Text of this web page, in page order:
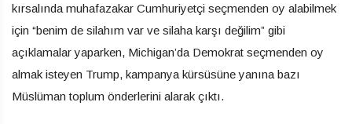
kırsalında muhafazakar Cumhuriyetçi seçmenden oy alabilmek
için “benim de silahım var ve silaha karşı değilim” gibi
açıklamalar yaparken, Michigan’da Demokrat seçmenden oy
almak isteyen Trump, kampanya kürsüsüne yanına bazı
Müslüman toplum önderlerini alarak çıktı.